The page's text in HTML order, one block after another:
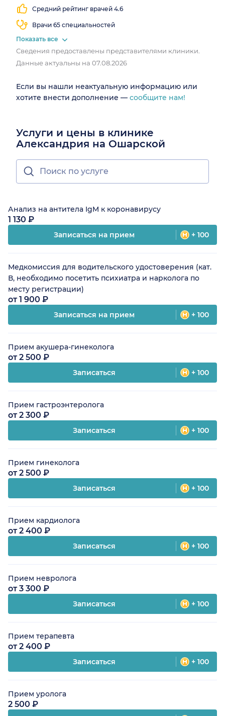
Средний рейтинг врачей 4.6
Врачи 65 специальностей
Показать все
Сведения предоставлены представителями клиники.
Данные актуальны на 07.08.2026
Если вы нашли неактуальную информацию или
хотите внести дополнение — сообщите нам!
Услуги и цены в клинике
Александрия на Ошарской
Анализ на антитела IgM к коронавирусу
1 130 ₽
Записаться на прием + 100
Медкомиссия для водительского удостоверения (кат.
В, необходимо посетить психиатра и нарколога по
месту регистрации)
от 1 900 ₽
Записаться на прием + 100
Прием акушера-гинеколога
от 2 500 ₽
Записаться + 100
Прием гастроэнтеролога
от 2 300 ₽
Записаться + 100
Прием гинеколога
от 2 500 ₽
Записаться + 100
Прием кардиолога
от 2 400 ₽
Записаться + 100
Прием невролога
от 3 300 ₽
Записаться + 100
Прием терапевта
от 2 400 ₽
Записаться + 100
Прием уролога
2 500 ₽